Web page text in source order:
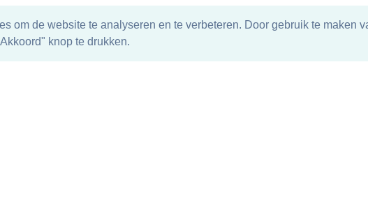
om de website te analyseren en te verbeteren. Door gebruik te maken
knop te drukken.